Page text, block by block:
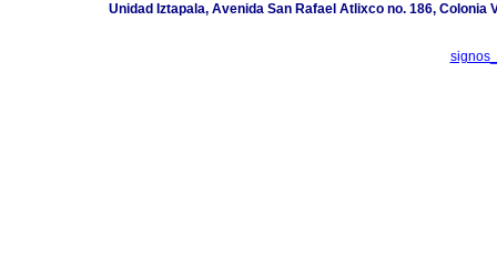
Unidad Iztapala, Avenida San Rafael Atlixco no. 186, Colonia